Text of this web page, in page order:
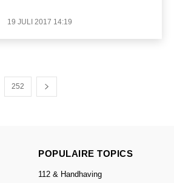
19 JULI 2017 14:19
252
POPULAIRE TOPICS
112 & Handhaving